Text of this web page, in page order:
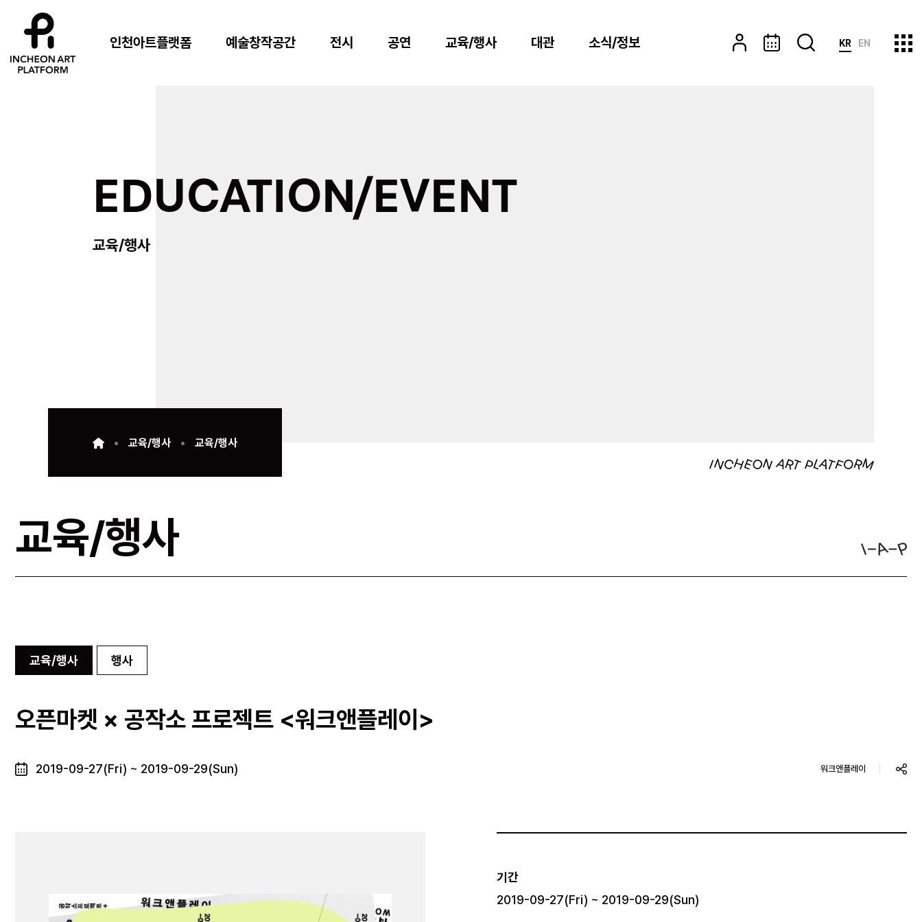
인천아트플랫폼 예술창작공간 전시 공연 교육/행사 대관 소식/정보 KR EN
EDUCATION/EVENT
교육/행사
교육/행사 교육/행사
교육/행사
교육/행사 행사
오픈마켓 × 공작소 프로젝트 <워크앤플레이>
2019-09-27(Fri) ~ 2019-09-29(Sun) 워크앤플레이
기간
2019-09-27(Fri) ~ 2019-09-29(Sun)